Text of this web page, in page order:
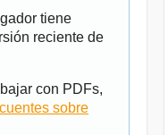
tiene
reciente de
con PDFs,
sobre